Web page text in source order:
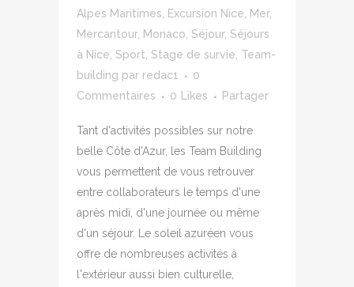
Alpes Maritimes
Excursion Nice Mer,
Mercantour, Monaco Séjour, Séjours
à Nice Sport Stage de survie Team-
building par redac1
0
Commentaires
0 Likes Partager
Tant d'activités possibles sur notre
belle Côte d'Azur, les Team Building
vous permettent de vous retrouver
entre collaborateurs le temps d'une
après midi, d'une journée ou même
d'un séjour. Le soleil azuréen vous
offre de nombreuses activités à
l'extérieur aussi bien culturelle,